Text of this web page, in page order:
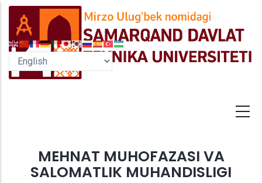
Skip
main
content
MEHNAT MUHOFAZASI VA
SALOMATLIK MUHANDISLIGI